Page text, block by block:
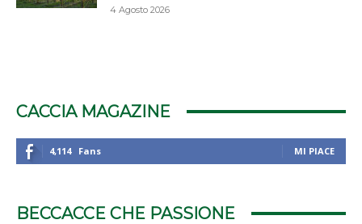
4 Agosto 2026
CACCIA MAGAZINE
4,114 Fans MI PIACE
BECCACCE CHE PASSIONE